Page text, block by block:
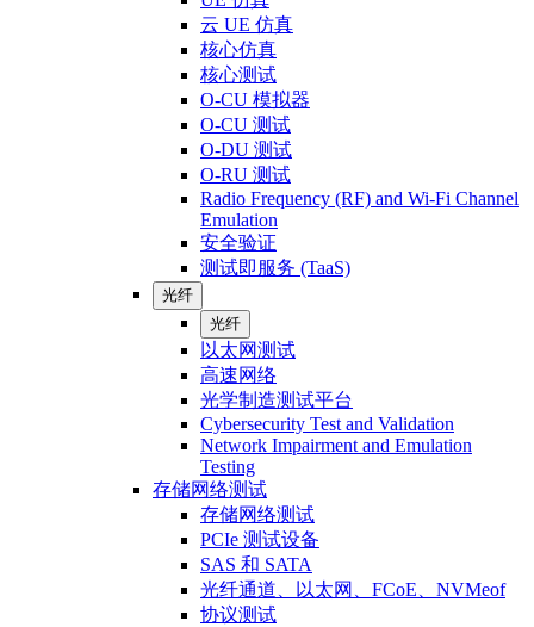
云 UE 仿真
核心仿真
核心测试
O-CU 模拟器
O-CU 测试
O-DU 测试
O-RU 测试
Radio Frequency (RF) and Wi-Fi Channel
Emulation
安全验证
测试即服务 (TaaS)
光纤
光纤
以太网测试
高速网络
光学制造测试平台
Cybersecurity Test and Validation
Network Impairment and Emulation
Testing
存储网络测试
存储网络测试
PCIe 测试设备
SAS 和 SATA
光纤通道、以太网、FCoE、NVMeof
协议测试